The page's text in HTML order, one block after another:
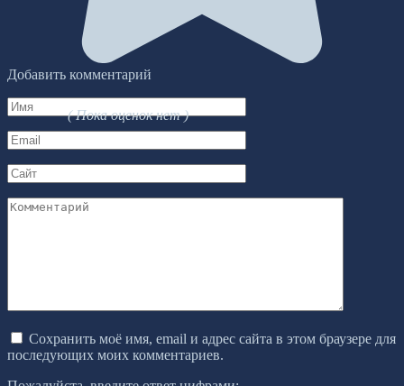
( Пока оценок нет )
Добавить комментарий
Имя
*
Email
*
Сайт
Комментарий
Сохранить моё имя, email и адрес сайта в этом браузере для
последующих моих комментариев.